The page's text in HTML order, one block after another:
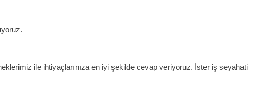
ile ihtiyaçlarınıza en iyi şekilde cevap veriyoruz. İster iş seyahati